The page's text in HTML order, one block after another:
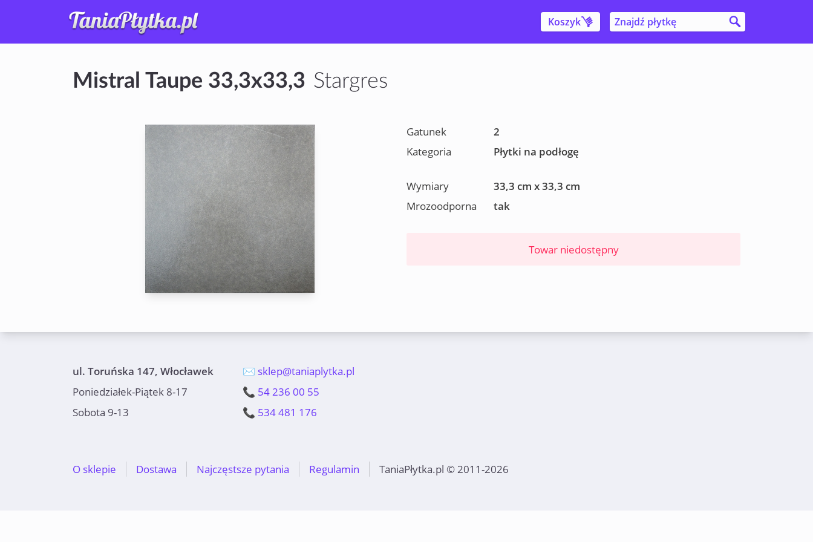
Koszyk
Mistral Taupe 33,3x33,3 Stargres
Gatunek
2
Kategoria
Płytki na podłogę
Wymiary
33,3 cm x 33,3 cm
Mrozoodporna
tak
Towar niedostępny
ul. Toruńska 147, Włocławek
Poniedziałek-Piątek 8-17
Sobota 9-13
✉️ sklep@taniaplytka.pl
📞 54 236 00 55
📞 534 481 176
O sklepie Dostawa Najczęstsze pytania Regulamin TaniaPłytka.pl © 2011-2026